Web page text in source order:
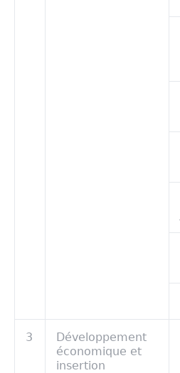
3
Développement
économique et
insertion